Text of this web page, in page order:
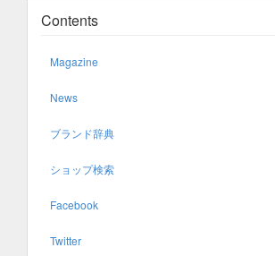
Contents
Magazine
News
ブランド辞典
ショップ検索
Facebook
Twitter